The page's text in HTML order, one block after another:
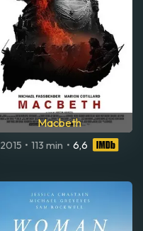
Macbeth
2015 • 113 min • 6,6